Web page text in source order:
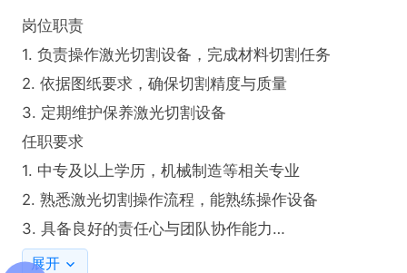
岗位职责
1. 负责操作激光切割设备，完成材料切割任务
2. 依据图纸要求，确保切割精度与质量
3. 定期维护保养激光切割设备
任职要求
1. 中专及以上学历，机械制造等相关专业
2. 熟悉激光切割操作流程，能熟练操作设备
3. 具备良好的责任心与团队协作能力
4. 有激光切割工作经验者优先
展开